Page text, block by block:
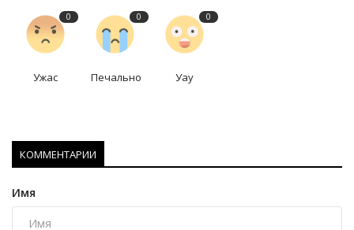
0
Ужас
0
Печально
0
Уау
КОММЕНТАРИИ
Имя